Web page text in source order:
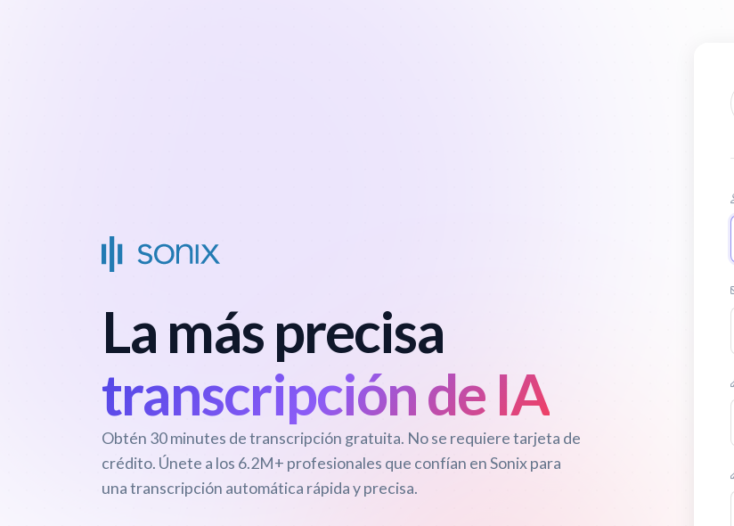
La más precisa
transcripción de IA
Obtén 30 minutes de transcripción gratuita. No se requiere tarjeta de
crédito. Únete a los 6.2M+ profesionales que confían en Sonix para
una transcripción automática rápida y precisa.